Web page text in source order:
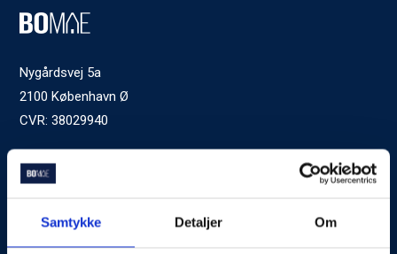
Samtykke Detaljer Om
Nygårdsvej 5a
2100 København Ø
CVR: 38029940
Ved generelle henvendelser kontakt Bomae:
Tlf.72600400 , mandag til fredag 9:00-20:00